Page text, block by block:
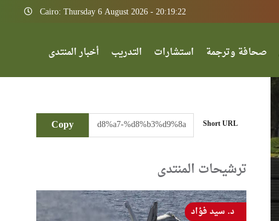
Cairo: Thursday 6 August 2026 - 20:19:22
صحافة وترجمة استشارات التدريب أخبار المنتدى
Short URL
Copy
ترشيحات المنتدى
د. سيد فؤاد